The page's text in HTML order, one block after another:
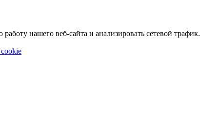
нашего веб-сайта и анализировать сетевой трафик.